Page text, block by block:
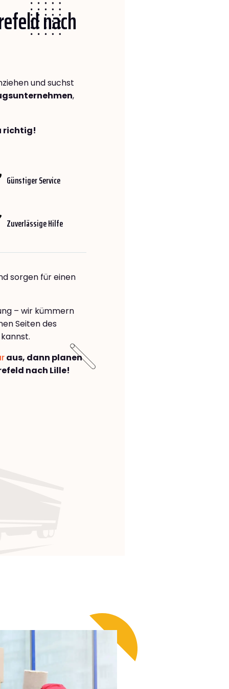
nach
und suchst
,
richtig!
Günstiger Service
Zuverlässige Hilfe
sorgen für einen
– wir kümmern
Seiten des
aus, dann planen
nach Lille!